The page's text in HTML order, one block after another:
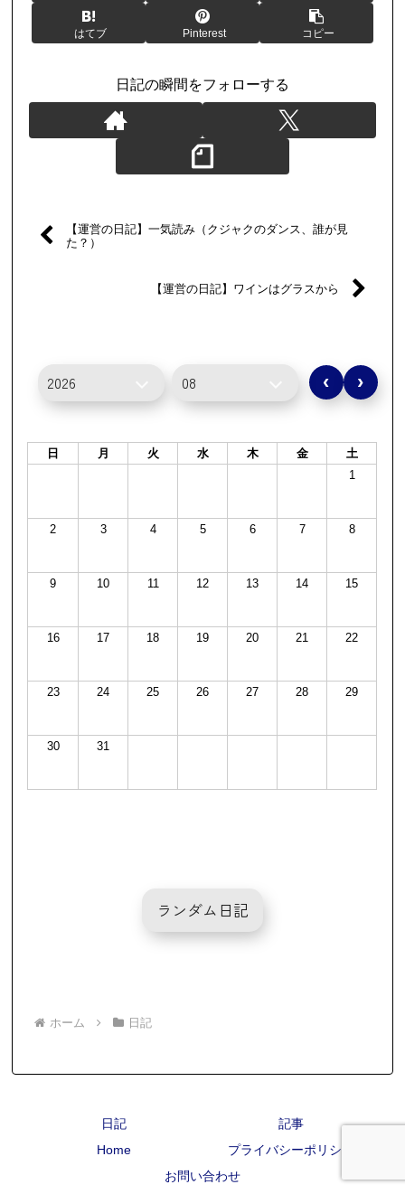
はてブ Pinterest コピー
日記の瞬間をフォローする
【運営の日記】一気読み（クジャクのダンス、誰が見
た？）
【運営の日記】ワインはグラスから
‹ ›
日 月 火 水 木 金
土
1
2 3 4 5 6 7 8
9 10 11 12 13 14 15
16 17 18 19 20 21 22
23 24 25 26 27 28 29
30 31
ランダム日記
ホーム 日記
日記
記事
Home
プライバシーポリシー
お問い合わせ